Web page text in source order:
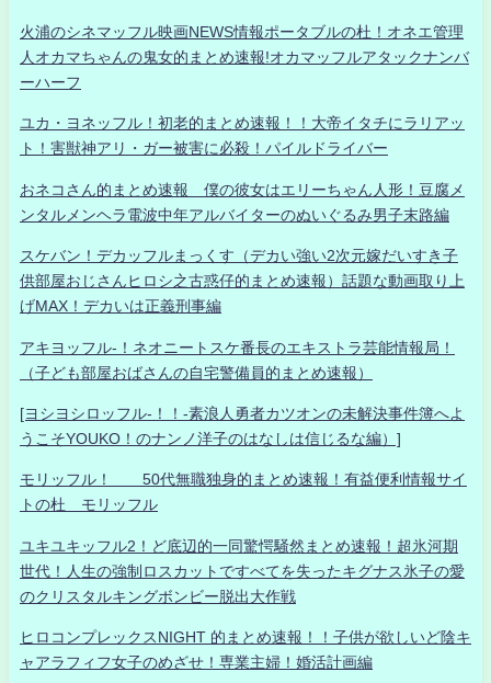
火浦のシネマッフル映画NEWS情報ポータブルの杜！オネエ管理
人オカマちゃんの鬼女的まとめ速報!オカマッフルアタックナンバ
ーハーフ
ユカ・ヨネッフル！初老的まとめ速報！！大帝イタチにラリアッ
ト！害獣神アリ・ガー被害に必殺！パイルドライバー
おネコさん的まとめ速報 僕の彼女はエリーちゃん人形！豆腐メ
ンタルメンヘラ電波中年アルバイターのぬいぐるみ男子末路編
スケバン！デカッフルまっくす（デカい強い2次元嫁だいすき子
供部屋おじさんヒロシ之古惑仔的まとめ速報）話題な動画取り上
げMAX！デカいは正義刑事編
アキヨッフル-！ネオニートスケ番長のエキストラ芸能情報局！
（子ども部屋おばさんの自宅警備員的まとめ速報）
[ヨシヨシロッフル-！！-素浪人勇者カツオンの未解決事件簿へよ
うこそYOUKO！のナンノ洋子のはなしは信じるな編）]
モリッフル！ 50代無職独身的まとめ速報！有益便利情報サイ
トの杜 モリッフル
ユキユキッフル2！ど底辺的一同驚愕騒然まとめ速報！超氷河期
世代！人生の強制ロスカットですべてを失ったキグナス氷子の愛
のクリスタルキングボンビー脱出大作戦
ヒロコンプレックスNIGHT 的まとめ速報！！子供が欲しいど陰キ
ャアラフィフ女子のめざせ！専業主婦！婚活計画編